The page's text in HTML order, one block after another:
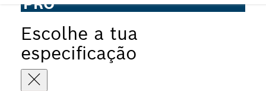
PRO
Escolhe a tua
especificação